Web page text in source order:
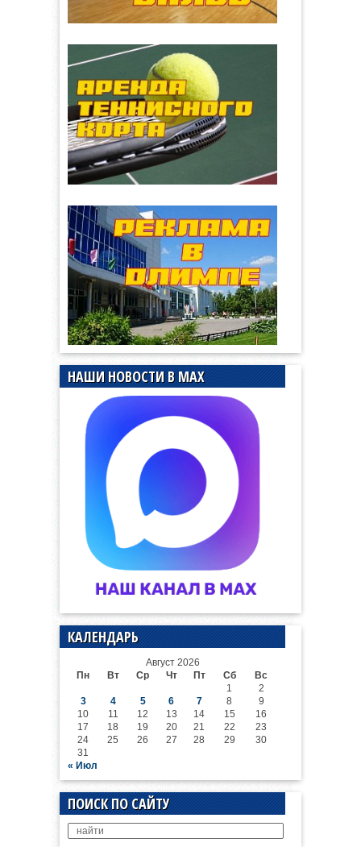
НАШИ НОВОСТИ В MAX
КАЛЕНДАРЬ
Август 2026
Пн
Вт Ср Чт Пт Сб
Вс
1
2
3
4 5 6 7 8
9
10
11 12 13 14 15
16
17
18 19 20 21 22
23
24
25 26 27 28 29
30
31
« Июл
ПОИСК ПО САЙТУ